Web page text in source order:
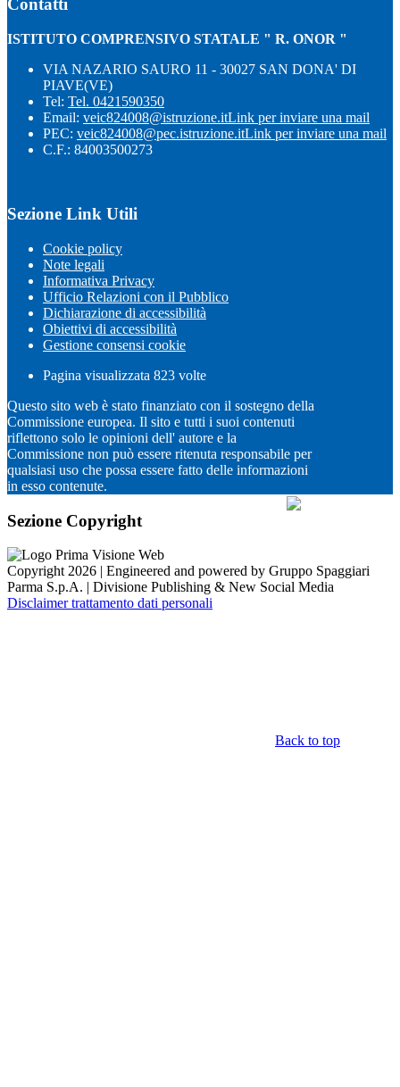
Contatti
ISTITUTO COMPRENSIVO STATALE " R. ONOR "
VIA NAZARIO SAURO 11 - 30027 SAN DONA' DI
PIAVE(VE)
Tel: Tel. 0421590350
Email: veic824008@istruzione.itLink per inviare una mail
PEC: veic824008@pec.istruzione.itLink per inviare una mail
C.F.: 84003500273
Sezione Link Utili
Cookie policy
Note legali
Informativa Privacy
Ufficio Relazioni con il Pubblico
Dichiarazione di accessibilità
Obiettivi di accessibilità
Gestione consensi cookie
Pagina visualizzata 823 volte
Questo sito web è stato finanziato con il sostegno della
Commissione europea. Il sito e tutti i suoi contenuti
riflettono solo le opinioni dell' autore e la
Commissione non può essere ritenuta responsabile per
qualsiasi uso che possa essere fatto delle informazioni
in esso contenute.
Sezione Copyright
Copyright 2026 | Engineered and powered by Gruppo Spaggiari
Parma S.p.A. | Divisione Publishing & New Social Media
Disclaimer trattamento dati personali
Back to top